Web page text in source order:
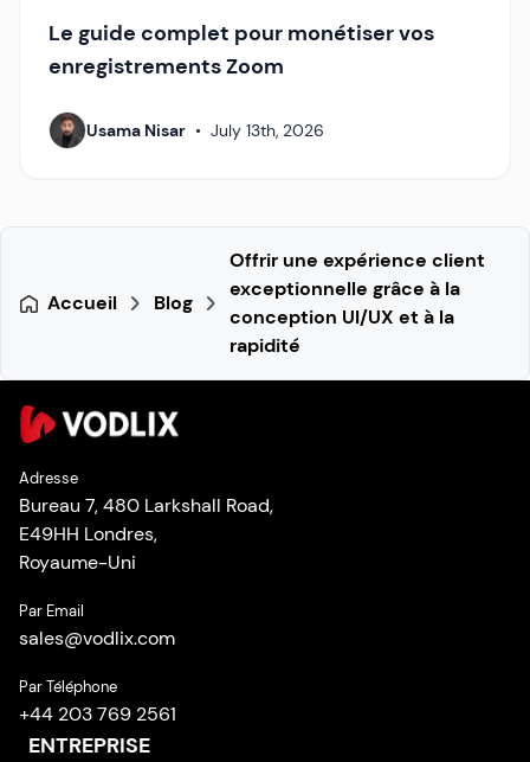
Le guide complet pour monétiser vos
enregistrements Zoom
Usama Nisar • July 13th, 2026
Accueil Blog
Offrir une expérience client
exceptionnelle grâce à la
conception UI/UX et à la
rapidité
Adresse
Bureau 7, 480 Larkshall Road,
E49HH Londres,
Royaume-Uni
Par Email
sales@vodlix.com
Par Téléphone
+44 203 769 2561
ENTREPRISE